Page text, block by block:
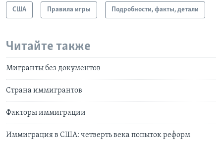
США Правила игры Подробности, факты, детали
Читайте также
Мигранты без документов
Страна иммигрантов
Факторы иммиграции
Иммиграция в США: четверть века попыток реформ